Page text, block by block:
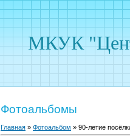
МКУК
Фотоальбомы
Главная » Фотоальбом » 90-летие